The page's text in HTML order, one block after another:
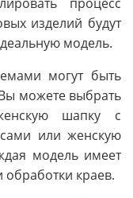
изделий будут
модель.
могут быть
можете выбрать
шапку с
или женскую
модель имеет
краев.